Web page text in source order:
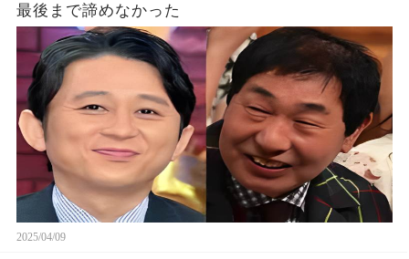
最後まで諦めなかった
2025/04/09